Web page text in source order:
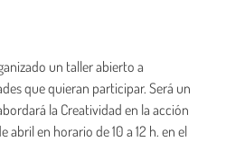
un taller abierto a
que quieran participar. Será un
la Creatividad en la acción
abril en horario de 10 a 12 h. en el